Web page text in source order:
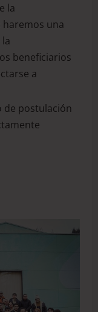
la
haremos una
beneficiarios
a
postulación